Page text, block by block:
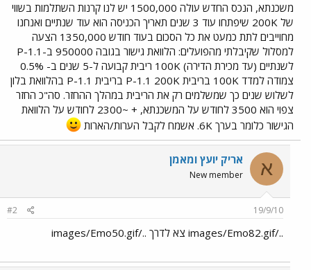
משכנתא, הנכס החדש עולה 1500,000 יש לנו קרנות השתלמות בשווי
של 200K שיפתחו עוד 3 שנים תאריך הכניסה הוא עוד שנתיים ואנחנו
מחוייבים לתת כמעט את כל הסכום בעוד חודש 1350,000 הצעה
למסלול שקיבלתי מהפועלים: הלוואת גישור בגובה 950000 ב-P-1.1
לשנתיים (עד מכירת הדירה) 100K ריבית קבועה ל-5 שנים ב- 0.5%
צמודה למדד 100K בריבית P-1.1 200K בריבית P-1.1 בהלוואת בלון
לשלוש שנים כך שמשלמים רק את הריבית במהלך ההחזר. סה"כ החזר
צפוי הוא 3500 לחודש על המשכנתא, + ~2300 לחודש על הלוואת
הגישור כלומר בערך 6K. אשמח לקבל הערות/הארות
א אריק יועץ ומאמן
New member
19/9/10
#2
../images/Emo82.gif צא לדרך ../images/Emo50.gif